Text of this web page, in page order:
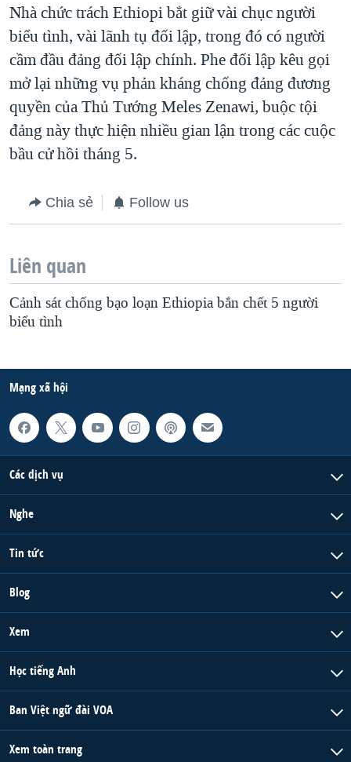
NGƯ DÂN VIỆT VÀ LÀN SÓNG TRỘM HẢI SÂM
BÊN KIA QUỐC LỘ: TIẾNG VỌNG TỪ NÔNG THÔN MỸ
QUAN HỆ VIỆT MỸ
Nhà chức trách Ethiopi bắt giữ vài chục người
biểu tình, vài lãnh tụ đối lập, trong đó có người
cầm đầu đảng đối lập chính. Phe đối lập kêu gọi
mở lại những vụ phản kháng chống đảng đương
quyền của Thủ Tướng Meles Zenawi, buộc tội
đảng này thực hiện nhiều gian lận trong các cuộc
bầu cử hồi tháng 5.
Chia sẻ Follow us
Liên quan
Cảnh sát chống bạo loạn Ethiopia bắn chết 5 người
biểu tình
Mạng xã hội
Các dịch vụ
Nghe
Tin tức
Blog
Xem
Học tiếng Anh
Ban Việt ngữ đài VOA
Xem toàn trang